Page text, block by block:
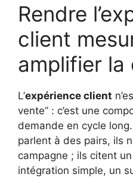
Rendre
client
amplifier la
L’expérience client
vente” : c’est une
demande en cycle
parlent à des pairs, ils
campagne ; ils citent
intégration simple, un